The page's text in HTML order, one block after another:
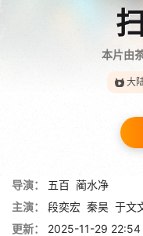
本片由
大
导演： 五百 蔺水净
主演：
段奕宏 秦昊 于文
更新：
2025-11-29 22:54